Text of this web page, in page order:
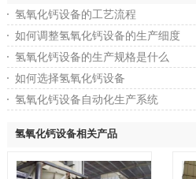
氢氧化钙设备的工艺流程
如何调整氢氧化钙设备的生产细度
氢氧化钙设备的生产规格是什么
如何选择氢氧化钙设备
氢氧化钙设备自动化生产系统
氢氧化钙设备相关产品